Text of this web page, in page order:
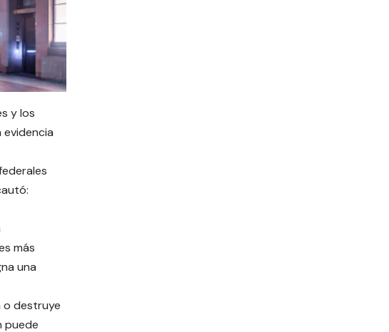
y los
más
una
o destruye
puede